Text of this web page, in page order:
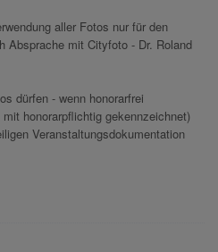
aller Fotos nur für den
Absprache mit Cityfoto - Dr. Roland
dürfen - wenn honorarfrei
honorarpflichtig gekennzeichnet)
Veranstaltungsdokumentation